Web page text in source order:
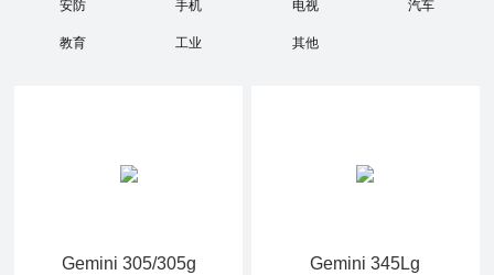
安防 手机 电视 汽车
教育 工业 其他
Gemini 305/305g Gemini 345Lg